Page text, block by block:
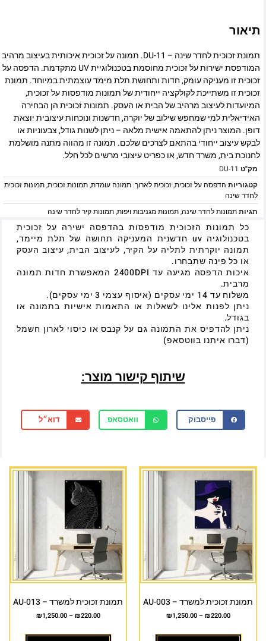
תיאור
תמונת זכוכית לחדר שינה – DU-11. תמונה על זכוכית איכותית בעיצוב מרהיב
המודפסת ישירות על זכוכית מחוסמת בטכנולוגיית UV מתקדמת. הדפסה על
זכוכית זו מעניקה עומק, חדות ותחושת תלת מימד עוצמתית במיוחד. תמונת
זכוכית זו משתייכת לקולקציה ייחודית של תמונות מודפסות על זכוכית,
המיועדות לעיצוב מרהיב של הבית או העסק. תמונות זכוכית הן הבחירה
האידיאלית למי שמחפש שילוב של יוקרה, חדשנות ונוכחות עיצובית יוצאת
דופן. המוצר ניתן להתאמה אישית מלאה – ניתן לשנות גודל, צבעוניות או
לבקש עיצוב ייחודי בהתאם לצרכים שלכם. תמונה זו מהווה מתנה מושלמת
לחנוכת בית, משרד חדש, או כפריט עיצובי מרשים לכל חלל.
מק"ט DU-11
קטגוריות הדפסה על זכוכית,זכוכית לארוך: תמונה עומדת,תמונות זכוכית,תמונות זכוכית
לחדר שינה
תגיותתמונות לחדר שינה,תמונות מגניבות ויפות,תמונות קיר לחדר שינה
כל תמונות הזכוכית מודפסות בהדפסה ישירה על זכוכית
בטכנולוגיה uv חדשנית המעניקה תחושה של תלת מיימד,
תמונה יוקרתית לתליה על הקיר, לעיצוב הבית, עיצוב העסק
או כל פינה שתבחרו.
איכות הדפסה מגיעה עד 2400DPI המאפשרת חדות תמונה
מרבית.
משלוח עד 14 ימי עסקים (איסוף עצמי 3 ימי עסקים).
ניתן לפנות אלינו לשאלות או התאמות אישיות בתמונה או
בגודל.
ניתן להדפיס את התמונה גם על קנבס או כיסוי לארון חשמל
(דברו איתנו בווטסאפ)
שיתוף קישור מוצר:
פייסבוק וואטסאפ דוא״ל
תמונת זכוכית למשרד – AU-003
₪220.00
–
₪1,250.00
תמונת זכוכית למשרד – AU-013
₪220.00
–
₪1,250.00